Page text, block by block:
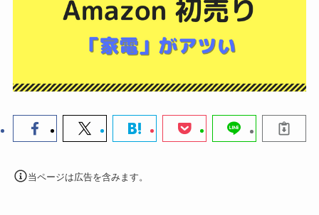
当ページは広告を含みます。